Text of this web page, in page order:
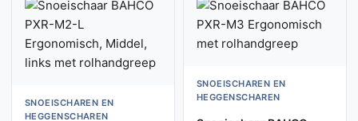
SNOEISCHAREN EN
HEGGENSCHAREN
SNOEISCHAREN EN
HEGGENSCHAREN